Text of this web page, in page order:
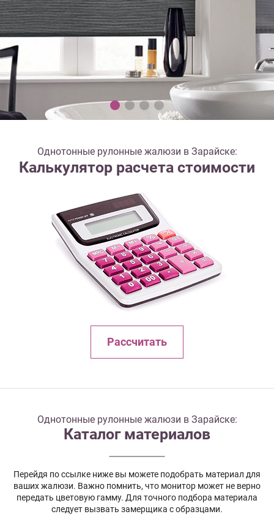
Однотонные рулонные жалюзи в Зарайске:
Калькулятор расчета стоимости
Рассчитать
Однотонные рулонные жалюзи в Зарайске:
Каталог материалов
Перейдя по ссылке ниже вы можете подобрать материал для
ваших жалюзи. Важно помнить, что монитор может не верно
передать цветовую гамму. Для точного подбора материала
следует вызвать замерщика с образцами.